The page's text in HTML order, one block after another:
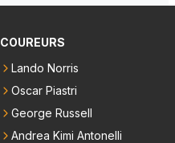
COUREURS
Lando Norris
Oscar Piastri
George Russell
Andrea Kimi Antonelli